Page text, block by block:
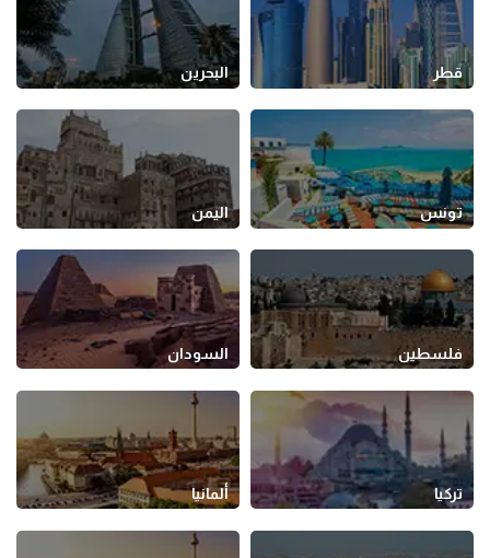
قطر البحرين
تونس اليمن
فلسطين السودان
تركيا ألمانيا